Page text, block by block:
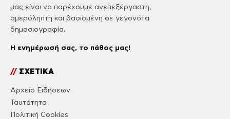
μας είναι να παρέχουμε ανεπεξέργαστη,
αμερόληπτη και βασισμένη σε γεγονότα
δημοσιογραφία.
Η ενημέρωσή σας, το πάθος μας!
//ΣΧΕΤΙΚΑ
Αρχείο Ειδήσεων
Ταυτότητα
Πολιτική Cookies